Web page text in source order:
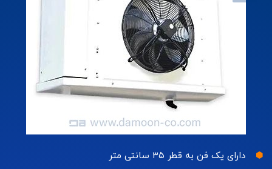
دارای یک فن به قطر ۳۵ سانتی متر